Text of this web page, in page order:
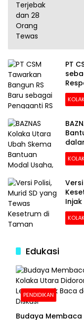
PT
Juta
Edukasi
PENDIDIKAN
Budaya Membaca